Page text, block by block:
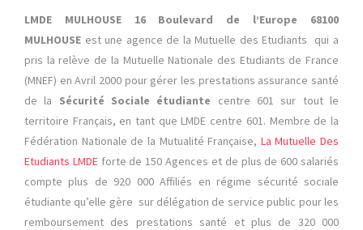
LMDE MULHOUSE 16 Boulevard de l’Europe 68100
MULHOUSE est une agence de la Mutuelle des Etudiants qui a
pris la relève de la Mutuelle Nationale des Etudiants de France
(MNEF) en Avril 2000 pour gérer les prestations assurance santé
de la Sécurité Sociale étudiante centre 601 sur tout le
territoire Français, en tant que LMDE centre 601. Membre de la
Fédération Nationale de la Mutualité Française, La Mutuelle Des
Etudiants LMDEforte de 150 Agences et de plus de 600 salariés
compte plus de 920 000 Affiliés en régime sécurité sociale
étudiante qu’elle gère sur délégation de service public pour les
remboursement des prestations santé et plus de 320 000